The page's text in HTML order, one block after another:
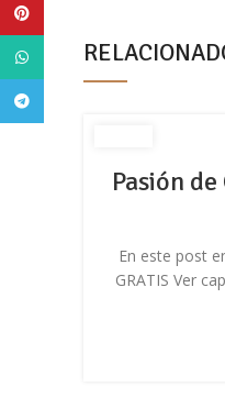
Pasión
En este post
GRATIS Ver
WhatsApp